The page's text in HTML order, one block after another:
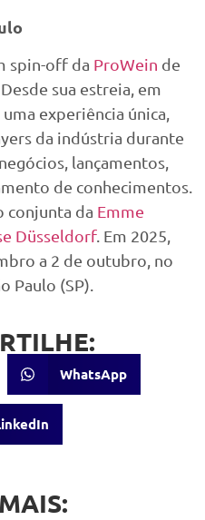
spin-off da ProWein de
sua estreia, em
experiência única,
da indústria durante
lançamentos,
de conhecimentos.
conjunta da Emme
Düsseldorf. Em 2025,
a 2 de outubro, no
Paulo (SP).
WhatsApp